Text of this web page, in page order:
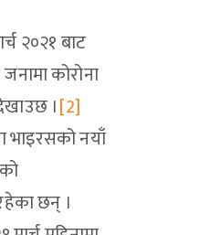
२०२१ बाट
कोरोना
।[2]
भाइरसको नयाँ
छन् ।